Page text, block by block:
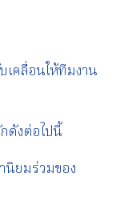
คลื่อนให้ทีมงาน
ดังต่อไปนี้
นิยมร่วมของ